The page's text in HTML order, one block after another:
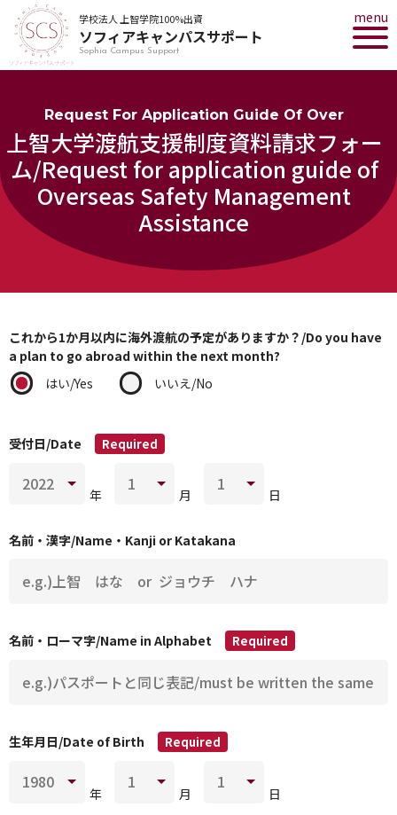
学校法人 上智学院100%出資
ソフィアキャンパスサポート
Sophia Campus Support
menu
Request For Application Guide Of Over
上智大学渡航支援制度資料請求フォー
ム/Request for application guide of
Overseas Safety Management
Assistance
これから1か月以内に海外渡航の予定がありますか？/Do you have
a plan to go abroad within the next month?
はい/Yes
いいえ/No
受付日/Date Required
年 月 日
名前・漢字/Name・Kanji or Katakana
名前・ローマ字/Name in Alphabet Required
生年月日/Date of Birth Required
年 月 日